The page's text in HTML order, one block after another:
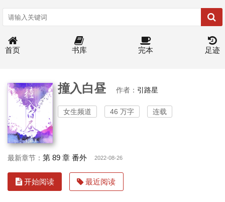
首页 书库 完本 足迹
撞入白昼 作者： 引路星
女生频道 46 万字 连载
最新章节： 第 89 章 番外 2022-08-26
开始阅读 最近阅读